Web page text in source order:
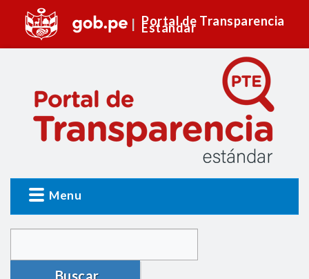
Portal de Transparencia
Estándar
Menu
Buscar